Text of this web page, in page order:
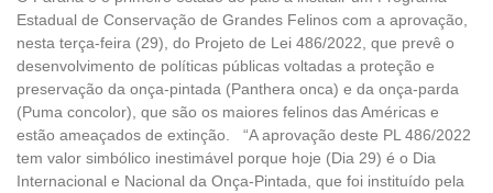
Estadual de Conservação de Grandes Felinos com a aprovação,
nesta terça-feira (29), do Projeto de Lei 486/2022, que prevê o
desenvolvimento de políticas públicas voltadas a proteção e
preservação da onça-pintada (Panthera onca) e da onça-parda
(Puma concolor), que são os maiores felinos das Américas e
estão ameaçados de extinção. “A aprovação deste PL 486/2022
tem valor simbólico inestimável porque hoje (Dia 29) é o Dia
Internacional e Nacional da Onça-Pintada, que foi instituído pela